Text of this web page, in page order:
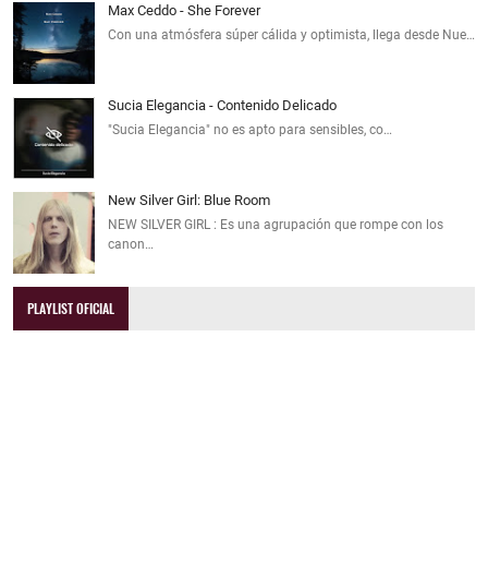
Max Ceddo - She Forever
Con una atmósfera súper cálida y optimista, llega desde Nue…
Sucia Elegancia - Contenido Delicado
"Sucia Elegancia" no es apto para sensibles, co…
New Silver Girl: Blue Room
NEW SILVER GIRL : Es una agrupación que rompe con los
canon…
PLAYLIST OFICIAL